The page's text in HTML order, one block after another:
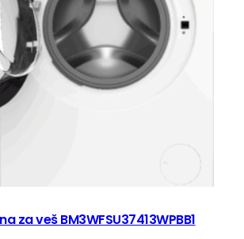
za veš BM3WFSU37413WPBB1